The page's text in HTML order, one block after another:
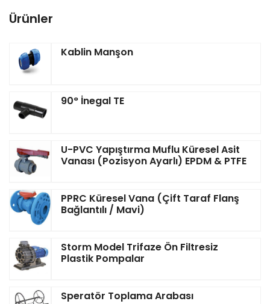
Ürünler
Kablin Manşon
90° İnegal TE
U-PVC Yapıştırma Muflu Küresel Asit
Vanası (Pozisyon Ayarlı) EPDM & PTFE
PPRC Küresel Vana (Çift Taraf Flanş
Bağlantılı / Mavi)
Storm Model Trifaze Ön Filtresiz
Plastik Pompalar
Speratör Toplama Arabası